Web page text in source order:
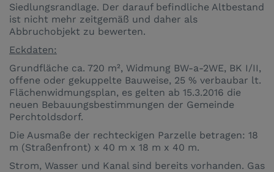
Siedlungsrandlage. Der darauf befindliche Altbestand
ist nicht mehr zeitgemäß und daher als
Abbruchobjekt zu bewerten.
Eckdaten:
Grundfläche ca. 720 m², Widmung BW-a-2WE, BK I/II,
offene oder gekuppelte Bauweise, 25 % verbaubar lt.
Flächenwidmungsplan, es gelten ab 15.3.2016 die
neuen Bebauungsbestimmungen der Gemeinde
Perchtoldsdorf.
Die Ausmaße der rechteckigen Parzelle betragen: 18
m (Straßenfront) x 40 m x 18 m x 40 m.
Strom, Wasser und Kanal sind bereits vorhanden. Gas